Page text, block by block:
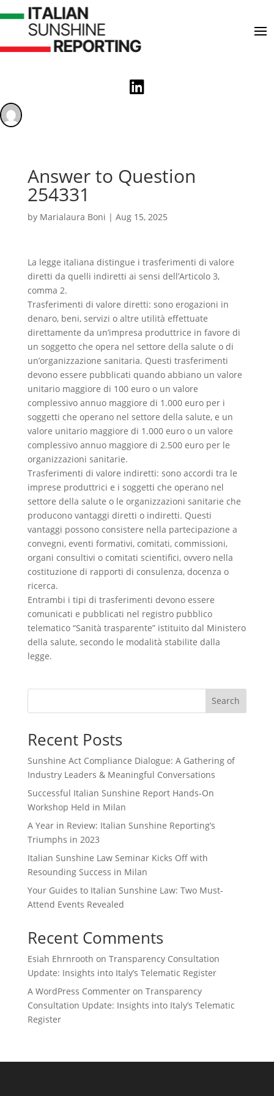

Answer to Question
254331
by Marialaura Boni | Aug 15, 2025
La legge italiana distingue i trasferimenti di valore
diretti da quelli indiretti ai sensi dell’Articolo 3,
comma 2.
Trasferimenti di valore diretti: sono erogazioni in
denaro, beni, servizi o altre utilità effettuate
direttamente da un’impresa produttrice in favore di
un soggetto che opera nel settore della salute o di
un’organizzazione sanitaria. Questi trasferimenti
devono essere pubblicati quando abbiano un valore
unitario maggiore di 100 euro o un valore
complessivo annuo maggiore di 1.000 euro per i
soggetti che operano nel settore della salute, e un
valore unitario maggiore di 1.000 euro o un valore
complessivo annuo maggiore di 2.500 euro per le
organizzazioni sanitarie.
Trasferimenti di valore indiretti: sono accordi tra le
imprese produttrici e i soggetti che operano nel
settore della salute o le organizzazioni sanitarie che
producono vantaggi diretti o indiretti. Questi
vantaggi possono consistere nella partecipazione a
convegni, eventi formativi, comitati, commissioni,
organi consultivi o comitati scientifici, ovvero nella
costituzione di rapporti di consulenza, docenza o
ricerca.
Entrambi i tipi di trasferimenti devono essere
comunicati e pubblicati nel registro pubblico
telematico “Sanità trasparente” istituito dal Ministero
della salute, secondo le modalità stabilite dalla
legge.
Search
Recent Posts
Sunshine Act Compliance Dialogue: A Gathering of
Industry Leaders & Meaningful Conversations
Successful Italian Sunshine Report Hands-On
Workshop Held in Milan
A Year in Review: Italian Sunshine Reporting’s
Triumphs in 2023
Italian Sunshine Law Seminar Kicks Off with
Resounding Success in Milan
Your Guides to Italian Sunshine Law: Two Must-
Attend Events Revealed
Recent Comments
Esiah Ehrnrooth on Transparency Consultation
Update: Insights into Italy’s Telematic Register
A WordPress Commenteron Transparency
Consultation Update: Insights into Italy’s Telematic
Register